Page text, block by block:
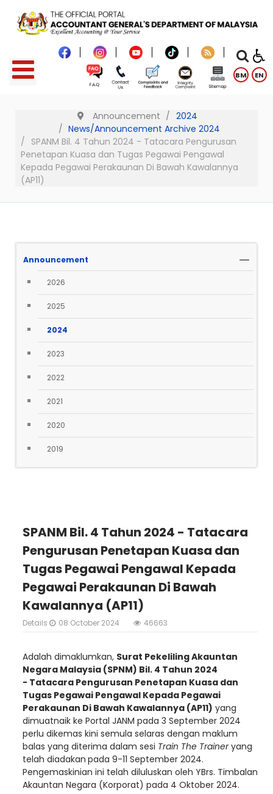
BM EN
Announcement
2024
News/Announcement Archive 2024
SPANM Bil. 4 Tahun 2024 - Tatacara Pengurusan
Penetapan Kuasa dan Tugas Pegawai Pengawal
Kepada Pegawai Perakaunan Di Bawah Kawalannya
(AP11)
Announcement
2026
2025
2024
2023
2022
2021
2020
2019
SPANM Bil. 4 Tahun 2024 - Tatacara
Pengurusan Penetapan Kuasa dan
Tugas Pegawai Pengawal Kepada
Pegawai Perakaunan Di Bawah
Kawalannya (AP11)
Details 08 October 2024 46663
Adalah dimaklumkan, Surat Pekeliling Akauntan
Negara Malaysia (SPNM) Bil. 4 Tahun 2024
- Tatacara Pengurusan Penetapan Kuasa dan
Tugas Pegawai Pengawal Kepada Pegawai
Perakaunan Di Bawah Kawalannya (AP11) yang
dimuatnaik ke Portal JANM pada 3 September 2024
perlu dikemas kini semula selaras dengan maklum
balas yang diterima dalam sesi Train The Traineryang
telah diadakan pada 9-11 September 2024.
Pengemaskinian ini telah diluluskan oleh YBrs. Timbalan
Akauntan Negara (Korporat) pada 4 Oktober 2024.